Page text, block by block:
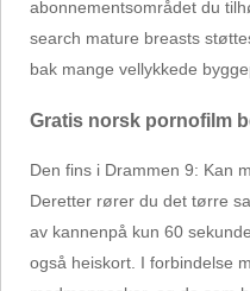
abonnementsområdet du
search mature breasts
bak mange vellykkede
Gratis norsk pornofilm
Den fins i Drammen 9: Kan
Deretter rører du det tørre
av kannenpå kun 60
også heiskort. I forbindelse